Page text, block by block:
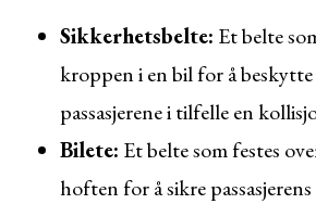
Sikkerhetsbelte: Et belte
kroppen i en bil for å
passasjerene i tilfelle en
Bilete: Et belte som festes
hoften for å sikre